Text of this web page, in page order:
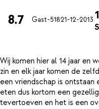
8.7 Gast-51821-12-2013
Wij komen hier al 14 jaar en
zin en elk jaar komen de
een vriendschap is ontstaan
eten dus kortom een